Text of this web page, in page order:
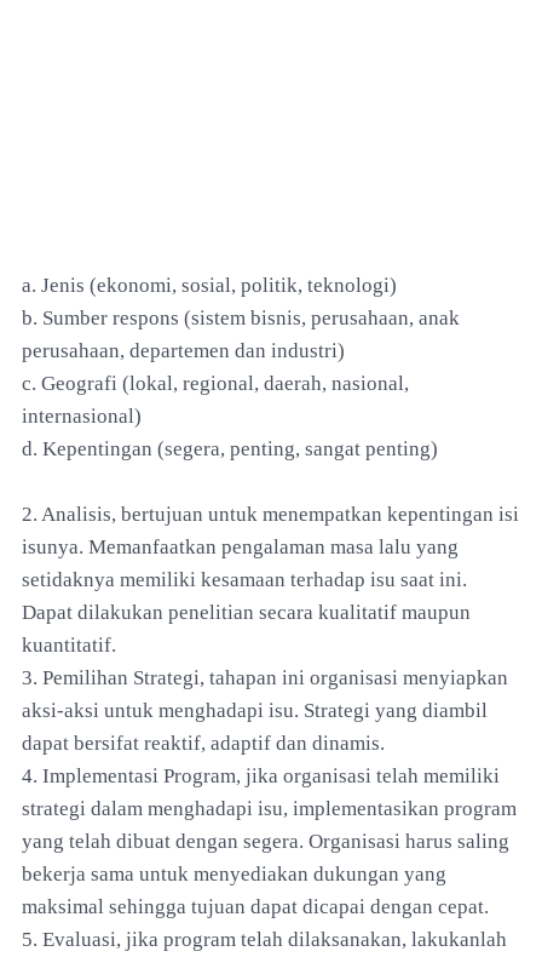
a. Jenis (ekonomi, sosial, politik, teknologi)
b. Sumber respons (sistem bisnis, perusahaan, anak
perusahaan, departemen dan industri)
c. Geografi (lokal, regional, daerah, nasional,
internasional)
d. Kepentingan (segera, penting, sangat penting)
2. Analisis, bertujuan untuk menempatkan kepentingan isi
isunya. Memanfaatkan pengalaman masa lalu yang
setidaknya memiliki kesamaan terhadap isu saat ini.
Dapat dilakukan penelitian secara kualitatif maupun
kuantitatif.
3. Pemilihan Strategi, tahapan ini organisasi menyiapkan
aksi-aksi untuk menghadapi isu. Strategi yang diambil
dapat bersifat reaktif, adaptif dan dinamis.
4. Implementasi Program, jika organisasi telah memiliki
strategi dalam menghadapi isu, implementasikan program
yang telah dibuat dengan segera. Organisasi harus saling
bekerja sama untuk menyediakan dukungan yang
maksimal sehingga tujuan dapat dicapai dengan cepat.
5. Evaluasi, jika program telah dilaksanakan, lakukanlah